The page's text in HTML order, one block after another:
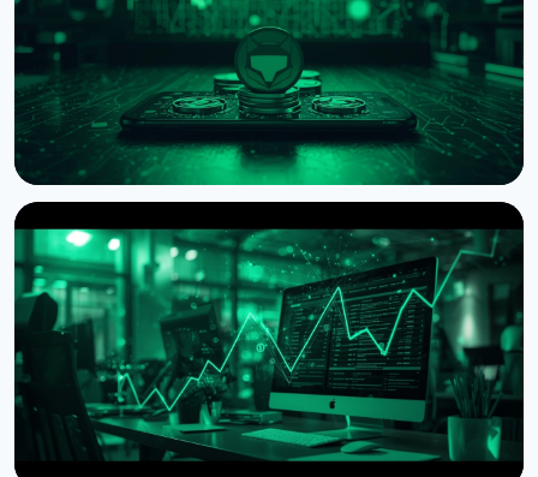
MetaMask запустил AI-кошелек Agent Wallet для
автономной криптоторговли
7 августа 2026 г. 4 мин чтения